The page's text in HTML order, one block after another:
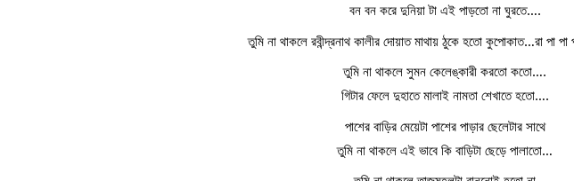
বন বন করে দুনিয়া টা এই পাড়তো না ঘুরতে….
তুমি না থাকলে রবীন্দ্রনাথ কালীর দোয়াত মাথায় ঠুকে হতো কুপোকাত…রা পা পা
তুমি না থাকলে সুমন কেলেঙ্কারী করতো কতো….
গিটার ফেলে দুহাতে মালাই নামতা শেখাতে হতো….
পাশের বাড়ির মেয়েটা পাশের পাড়ার ছেলেটার সাথে
তুমি না থাকলে এই ভাবে কি বাড়িটা ছেড়ে পালাতো…